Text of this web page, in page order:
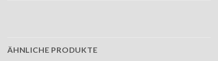
ÄHNLICHE PRODUKTE